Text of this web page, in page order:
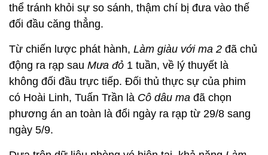
thể tránh khỏi sự so sánh, thậm chí bị đưa vào thế
đối đầu căng thẳng.
Từ chiến lược phát hành, Làm giàu với ma 2 đã chủ
động ra rạp sau Mưa đỏ 1 tuần, về lý thuyết là
không đối đầu trực tiếp. Đối thủ thực sự của phim
có Hoài Linh, Tuấn Trần là Cô dâu ma đã chọn
phương án an toàn là đổi ngày ra rạp từ 29/8 sang
ngày 5/9.